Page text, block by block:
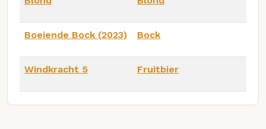
Boeiende Bock (2023) Bock
Windkracht 5 Fruitbier